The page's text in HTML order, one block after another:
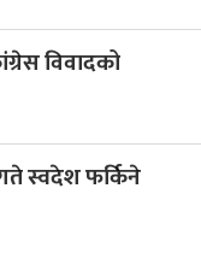
विवादको
स्वदेश फर्किने